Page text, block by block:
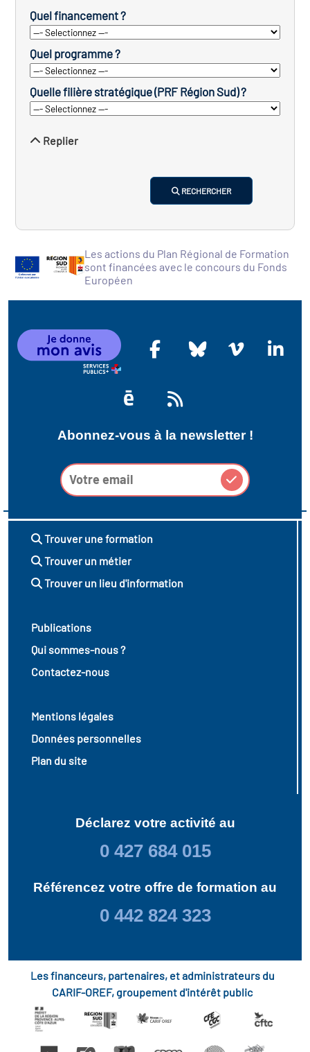
Quel financement ?
Quel programme ?
Quelle filière stratégique (PRF Région Sud) ?
Replier
RECHERCHER
Les actions du Plan Régional de Formation
sont financées avec le concours du Fonds
Européen
Abonnez-vous à la newsletter !
Trouver une formation
Trouver un métier
Trouver un lieu d'information
Publications
Qui sommes-nous ?
Contactez-nous
Mentions légales
Données personnelles
Plan du site
Déclarez votre activité au
0 427 684 015
Référencez votre offre de formation au
0 442 824 323
Les financeurs, partenaires, et administrateurs du
CARIF-OREF, groupement d'intérêt public